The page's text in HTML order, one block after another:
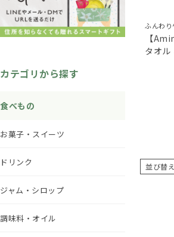
カテゴリから探す
食べもの
お菓子・スイーツ
ドリンク
ジャム・シロップ
調味料・オイル
ふんわり
【
タオル
並び替え